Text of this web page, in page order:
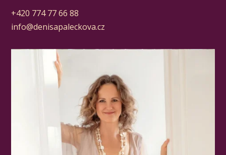
+420 774 77 66 88
info@denisapaleckova.cz